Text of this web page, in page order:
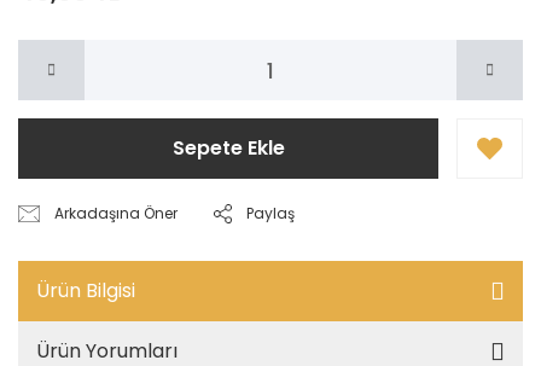
Sepete Ekle
Arkadaşına Öner Paylaş
Ürün Bilgisi
Ürün Yorumları